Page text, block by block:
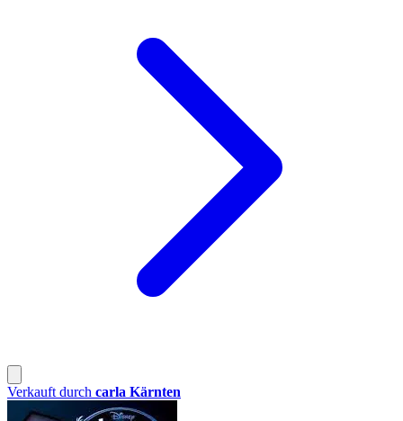
Verkauft durch carla Kärnten